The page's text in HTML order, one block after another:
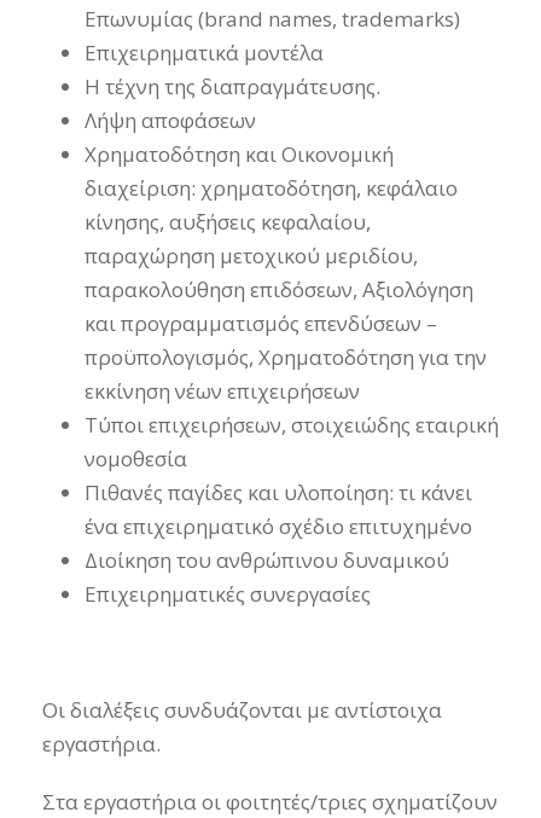
Επωνυμίας (brand names, trademarks)
Επιχειρηματικά μοντέλα
Η τέχνη της διαπραγμάτευσης.
Λήψη αποφάσεων
Χρηματοδότηση και Οικονομική
διαχείριση: χρηματοδότηση, κεφάλαιο
κίνησης, αυξήσεις κεφαλαίου,
παραχώρηση μετοχικού μεριδίου,
παρακολούθηση επιδόσεων, Αξιολόγηση
και προγραμματισμός επενδύσεων –
προϋπολογισμός, Χρηματοδότηση για την
εκκίνηση νέων επιχειρήσεων
Τύποι επιχειρήσεων, στοιχειώδης εταιρική
νομοθεσία
Πιθανές παγίδες και υλοποίηση: τι κάνει
ένα επιχειρηματικό σχέδιο επιτυχημένο
Διοίκηση του ανθρώπινου δυναμικού
Επιχειρηματικές συνεργασίες
Οι διαλέξεις συνδυάζονται με αντίστοιχα
εργαστήρια.
Στα εργαστήρια οι φοιτητές/τριες σχηματίζουν